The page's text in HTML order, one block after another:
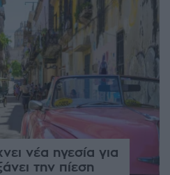
νέα ηγεσία για
την πίεση